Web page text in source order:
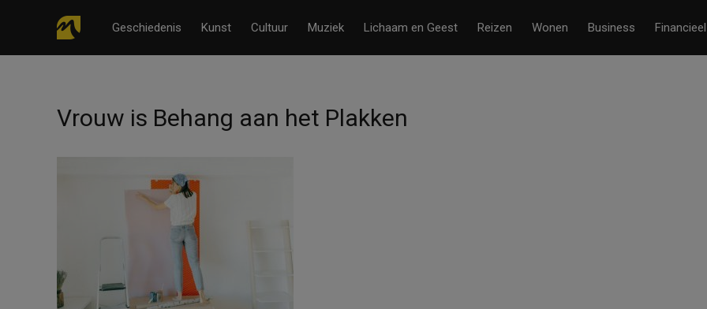
Geschiedenis Kunst Cultuur Muziek Lichaam en Geest Reizen Wonen Business Financieel
Vrouw is Behang aan het Plakken